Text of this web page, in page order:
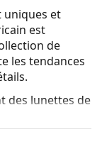
uniques et
est
de
les tendances
des lunettes de